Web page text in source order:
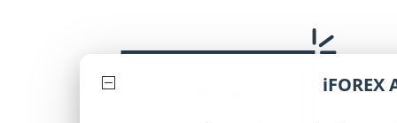
English
iFOREX